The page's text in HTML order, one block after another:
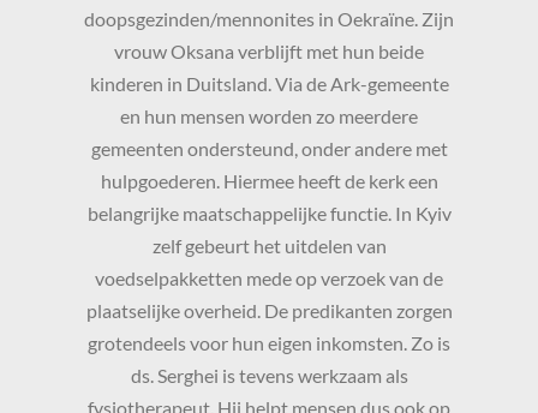
doopsgezinden/mennonites in Oekraïne. Zijn
vrouw Oksana verblijft met hun beide
kinderen in Duitsland. Via de Ark-gemeente
en hun mensen worden zo meerdere
gemeenten ondersteund, onder andere met
hulpgoederen. Hiermee heeft de kerk een
belangrijke maatschappelijke functie. In Kyiv
zelf gebeurt het uitdelen van
voedselpakketten mede op verzoek van de
plaatselijke overheid. De predikanten zorgen
grotendeels voor hun eigen inkomsten. Zo is
ds. Serghei is tevens werkzaam als
fysiotherapeut. Hij helpt mensen dus ook op